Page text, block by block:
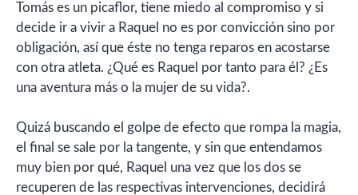
Tomás es un picaflor, tiene miedo al compromiso y si
decide ir a vivir a Raquel no es por convicción sino por
obligación, así que éste no tenga reparos en acostarse
con otra atleta. ¿Qué es Raquel por tanto para él? ¿Es
una aventura más o la mujer de su vida?.
Quizá buscando el golpe de efecto que rompa la magia,
el final se sale por la tangente, y sin que entendamos
muy bien por qué, Raquel una vez que los dos se
recuperen de las respectivas intervenciones, decidirá